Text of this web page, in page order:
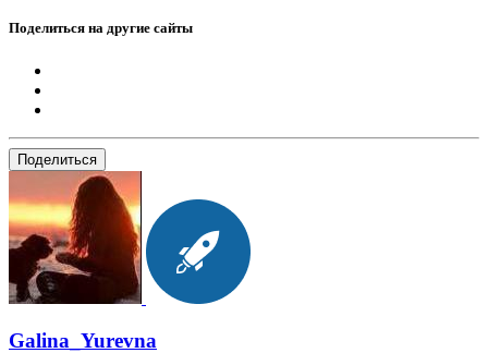
Поделиться на другие сайты
Поделиться
Galina_Yurevna